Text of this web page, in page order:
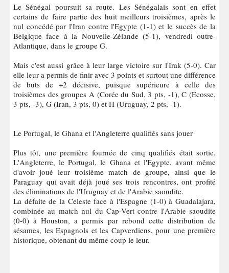
Le Sénégal poursuit sa route. Les Sénégalais sont en effet
certains de faire partie des huit meilleurs troisièmes, après le
nul concédé par l'Iran contre l'Egypte (1-1) et le succès de la
Belgique face à la Nouvelle-Zélande (5-1), vendredi outre-
Atlantique, dans le groupe G.
Mais c'est aussi grâce à leur large victoire sur l'Irak (5-0). Car
elle leur a permis de finir avec 3 points et surtout une différence
de buts de +2 décisive, puisque supérieure à celle des
troisièmes des groupes A (Corée du Sud, 3 pts, -1), C (Ecosse,
3 pts, -3), G (Iran, 3 pts, 0) et H (Uruguay, 2 pts, -1).
Le Portugal, le Ghana et l'Angleterre qualifiés sans jouer
Plus tôt, une première fournée de cinq qualifiés était sortie.
L'Angleterre, le Portugal, le Ghana et l'Egypte, avant même
d'avoir joué leur troisième match de groupe, ainsi que le
Paraguay qui avait déjà joué ses trois rencontres, ont profité
des éliminations de l'Uruguay et de l'Arabie saoudite.
La défaite de la Celeste face à l'Espagne (1-0) à Guadalajara,
combinée au match nul du Cap-Vert contre l'Arabie saoudite
(0-0) à Houston, a permis par rebond cette distribution de
sésames, les Espagnols et les Capverdiens, pour une première
historique, obtenant du même coup le leur.